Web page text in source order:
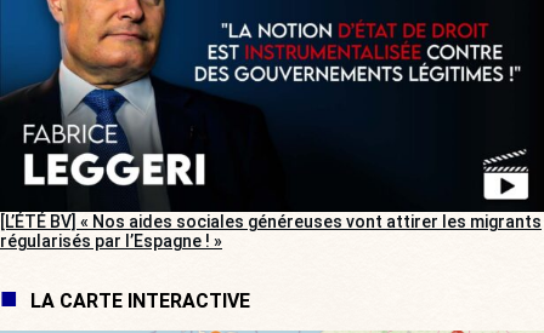
[L’ÉTÉ BV] « Nos aides sociales généreuses vont attirer les migrants
régularisés par l’Espagne ! »
LA CARTE INTERACTIVE